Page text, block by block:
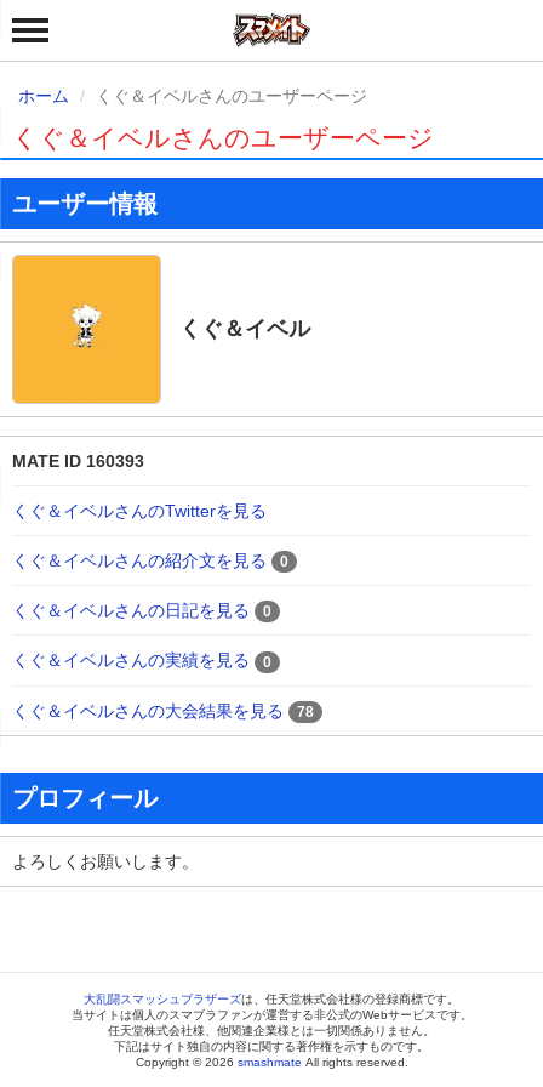
ホーム くぐ＆イベルさんのユーザーページ
くぐ＆イベルさんのユーザーページ
ユーザー情報
くぐ＆イベル
MATE ID 160393
くぐ＆イベルさんのTwitterを見る
くぐ＆イベルさんの紹介文を見る 0
くぐ＆イベルさんの日記を見る 0
くぐ＆イベルさんの実績を見る 0
くぐ＆イベルさんの大会結果を見る 78
プロフィール
よろしくお願いします。
大乱闘スマッシュブラザーズは、任天堂株式会社様の登録商標です。
当サイトは個人のスマブラファンが運営する非公式のWebサービスです。
任天堂株式会社様、他関連企業様とは一切関係ありません。
下記はサイト独自の内容に関する著作権を示すものです。
Copyright © 2026 smashmate All rights reserved.